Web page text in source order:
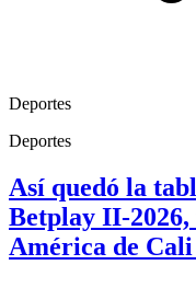
Deportes
Deportes
Así quedó la
Betplay II-
América de Cali